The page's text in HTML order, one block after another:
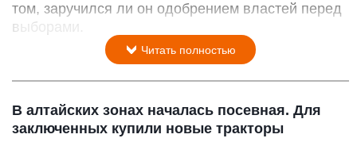
том, заручился ли он одобрением властей перед
выборами.
Читать полностью
В алтайских зонах началась посевная. Для
заключенных купили новые тракторы